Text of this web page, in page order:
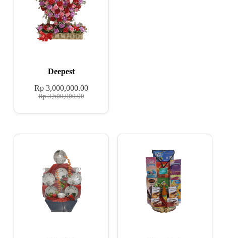
Deepest
Rp3,500,000.00
Rp3,000,000.00